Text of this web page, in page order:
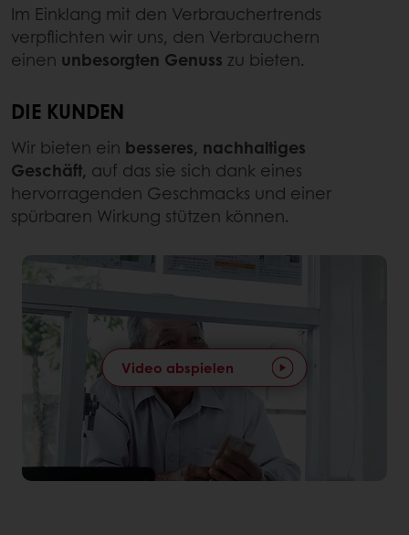
Im Einklang mit den Verbrauchertrends
verpflichten wir uns, den Verbrauchern
einen unbesorgten Genuss zu bieten.
DIE KUNDEN
Wir bieten ein besseres, nachhaltiges
Geschäft, auf das sie sich dank eines
hervorragenden Geschmacks und einer
spürbaren Wirkung stützen können.
Video abspielen